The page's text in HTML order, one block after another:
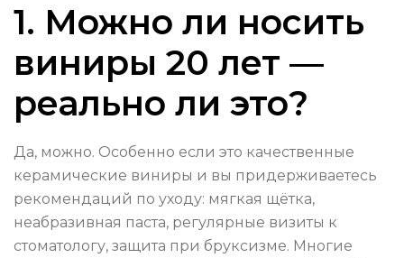
1. Можно ли носить
виниры 20 лет —
реально ли это?
Да, можно. Особенно если это качественные
керамические виниры и вы придерживаетесь
рекомендаций по уходу: мягкая щётка,
неабразивная паста, регулярные визиты к
стоматологу, защита при бруксизме. Многие